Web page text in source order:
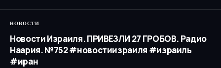
НОВОСТИ
Новости Израиля. ПРИВЕЗЛИ 27 ГРОБОВ. Радио
Наария. №752 #новостиизраиля #израиль
#иран